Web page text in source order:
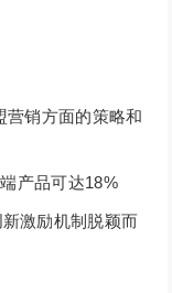
营销方面的策略和
产品可达18%
激励机制脱颖而